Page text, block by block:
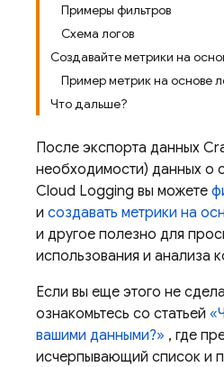
Примеры фильтров
Схема логов
Создавайте метрики на
Пример метрик на основе
Что дальше?
После экспорта данных
необходимости) данных о
Cloud Logging вы можете
и создавать метрики на
и другое полезно для
использования и анализа
Если вы еще этого не
ознакомьтесь со статьей
вашими данными?» , где
исчерпывающий список и